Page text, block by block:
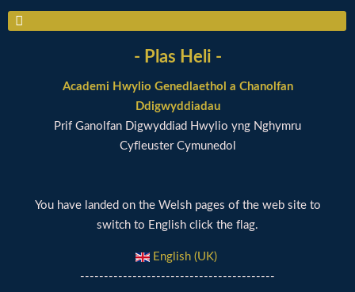
- Plas Heli -
Academi Hwylio Genedlaethol a Chanolfan
Ddigwyddiadau
Prif Ganolfan Digwyddiad Hwylio yng Nghymru
Cyfleuster Cymunedol
You have landed on the Welsh pages of the web site to
switch to English click the flag.
English (UK)
-----------------------------------------